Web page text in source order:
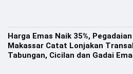
Harga Emas Naik 35%,
Makassar Catat Lonjakan
Tabungan, Cicilan dan Gadai